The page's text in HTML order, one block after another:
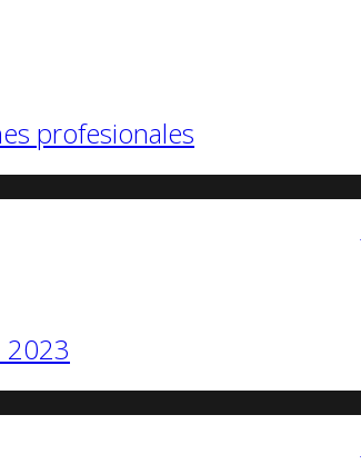
profesionales
2023